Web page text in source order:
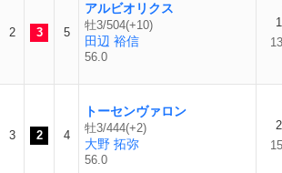
2 3 5
アルビオリクス
牡3/504(+10)
田辺 裕信
56.0
3 2 4
トーセンヴァロン
牡3/444(+2)
大野 拓弥
56.0